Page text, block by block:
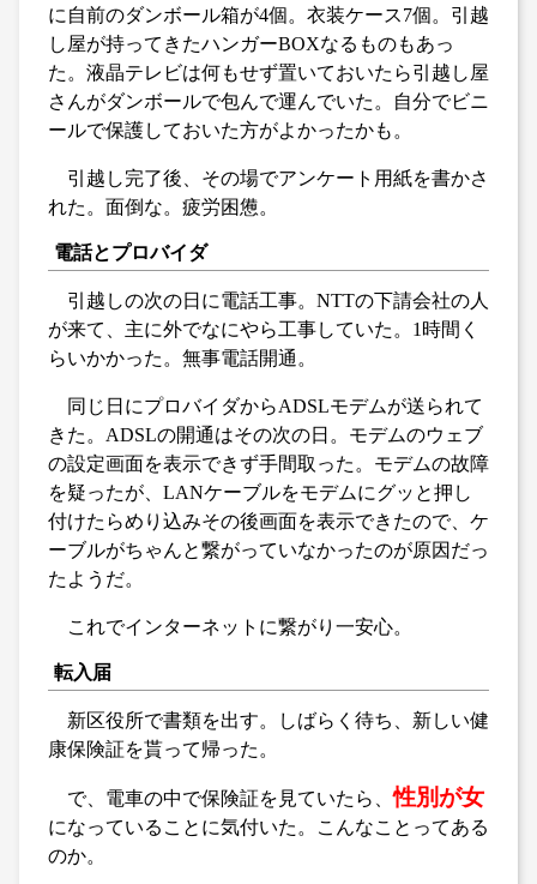
に自前のダンボール箱が4個。衣装ケース7個。引越
し屋が持ってきたハンガーBOXなるものもあっ
た。液晶テレビは何もせず置いておいたら引越し屋
さんがダンボールで包んで運んでいた。自分でビニ
ールで保護しておいた方がよかったかも。
引越し完了後、その場でアンケート用紙を書かさ
れた。面倒な。疲労困憊。
電話とプロバイダ
引越しの次の日に電話工事。NTTの下請会社の人
が来て、主に外でなにやら工事していた。1時間く
らいかかった。無事電話開通。
同じ日にプロバイダからADSLモデムが送られて
きた。ADSLの開通はその次の日。モデムのウェブ
の設定画面を表示できず手間取った。モデムの故障
を疑ったが、LANケーブルをモデムにグッと押し
付けたらめり込みその後画面を表示できたので、ケ
ーブルがちゃんと繋がっていなかったのが原因だっ
たようだ。
これでインターネットに繋がり一安心。
転入届
新区役所で書類を出す。しばらく待ち、新しい健
康保険証を貰って帰った。
で、電車の中で保険証を見ていたら、性別が女
になっていることに気付いた。こんなことってある
のか。